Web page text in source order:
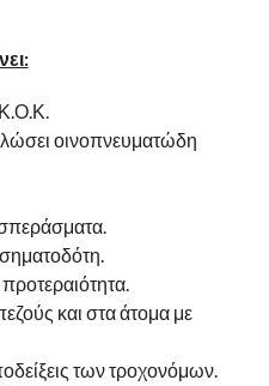
οινοπνευματώδη
και στα άτομα με
των τροχονόμων.